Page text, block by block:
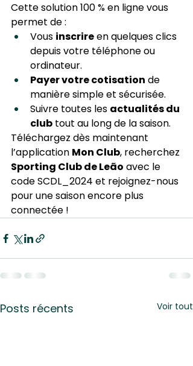
Cette solution 100 % en ligne vous
permet de :
Vous inscrire en quelques clics
depuis votre téléphone ou
ordinateur.
Payer votre cotisation de
manière simple et sécurisée.
Suivre toutes les actualités du
club tout au long de la saison.
Téléchargez dès maintenant
l’application Mon Club, recherchez
Sporting Club de Leão avec le
code SCDL_2024 et rejoignez-nous
pour une saison encore plus
connectée !
Posts récents Voir tout